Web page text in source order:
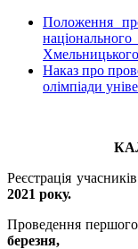
Положення
Хмельницького
Наказ про
олімпіади
Реєстрація
2021 року.
Проведення
березня,